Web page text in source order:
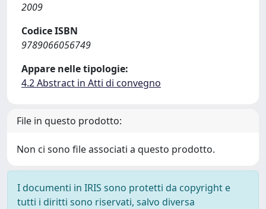
2009
Codice ISBN
9789066056749
Appare nelle tipologie:
4.2 Abstract in Atti di convegno
File in questo prodotto:
Non ci sono file associati a questo prodotto.
I documenti in IRIS sono protetti da copyright e
tutti i diritti sono riservati, salvo diversa